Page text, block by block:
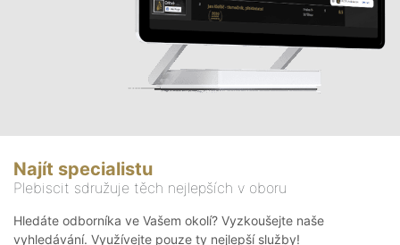
Najít specialistu
Plebiscit sdružuje těch nejlepších v oboru
Hledáte odborníka ve Vašem okolí? Vyzkoušejte naše
vyhledávání. Využívejte pouze ty nejlepší služby!